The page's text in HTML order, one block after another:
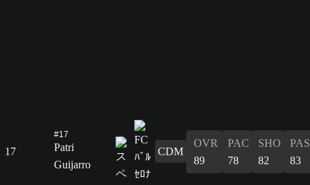
17
#17
Patri
Guijarro
CDM
OVR
89
PAC
78
SHO
82
PAS
83